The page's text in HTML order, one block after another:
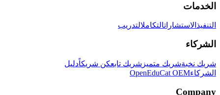
الخدمات
التنفيذ الاستشاراتالتكاملالتدريب
الشركاء
شريك نخبةشريك متميز شريك تابعكن شريكاًدليل
الشركاءOpenEduCat OEM
Company